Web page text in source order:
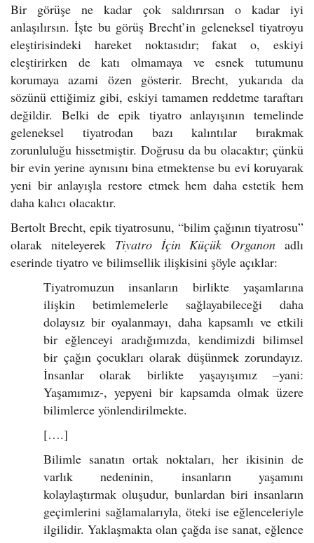
Bir görüşe ne kadar çok saldırırsan o kadar iyi
anlaşılırsın. İşte bu görüş Brecht’in geleneksel tiyatroyu
eleştirisindeki hareket noktasıdır; fakat o, eskiyi
eleştirirken de katı olmamaya ve esnek tutumunu
korumaya azami özen gösterir. Brecht, yukarıda da
sözünü ettiğimiz gibi, eskiyi tamamen reddetme taraftarı
değildir. Belki de epik tiyatro anlayışının temelinde
geleneksel tiyatrodan bazı kalıntılar bırakmak
zorunluluğu hissetmiştir. Doğrusu da bu olacaktır; çünkü
bir evin yerine aynısını bina etmektense bu evi koruyarak
yeni bir anlayışla restore etmek hem daha estetik hem
daha kalıcı olacaktır.
Bertolt Brecht, epik tiyatrosunu, “bilim çağının tiyatrosu”
olarak niteleyerek Tiyatro İçin Küçük Organon adlı
eserinde tiyatro ve bilimsellik ilişkisini şöyle açıklar:
Tiyatromuzun insanların birlikte yaşamlarına
ilişkin betimlemelerle sağlayabileceği daha
dolaysız bir oyalanmayı, daha kapsamlı ve etkili
bir eğlenceyi aradığımızda, kendimizdi bilimsel
bir çağın çocukları olarak düşünmek zorundayız.
İnsanlar olarak birlikte yaşayışımız –yani:
Yaşamımız-, yepyeni bir kapsamda olmak üzere
bilimlerce yönlendirilmekte.
[….]
Bilimle sanatın ortak noktaları, her ikisinin de
varlık nedeninin, insanların yaşamını
kolaylaştırmak oluşudur, bunlardan biri insanların
geçimlerini sağlamalarıyla, öteki ise eğlenceleriyle
ilgilidir. Yaklaşmakta olan çağda ise sanat, eğlence